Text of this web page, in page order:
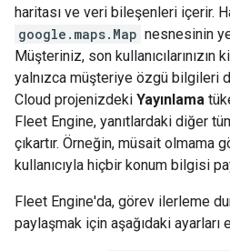
haritası ve veri bileşenleri içerir.
google.maps.Map nesnesinin
Müşteriniz, son kullanıcılarınızın
yalnızca müşteriye özgü bilgileri
Cloud projenizdeki Yayınlama
Fleet Engine, yanıtlardaki diğer
çıkartır. Örneğin, müsait olmama
kullanıcıyla hiçbir konum bilgisi
Fleet Engine'da, görev ilerleme
paylaşmak için aşağıdaki